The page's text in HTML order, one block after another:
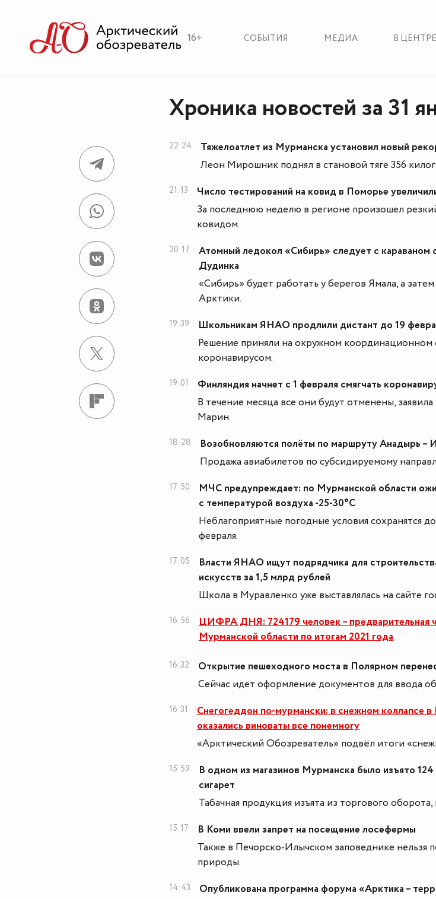
16+ СОБЫТИЯ МЕДИА В
Хроника новостей за 31
22:24
Тяжелоатлет из Мурманска установил новый
Леон Мирошник поднял в становой тяге 356
21:13
Число тестирований на ковид в Поморье
За последнюю неделю в регионе произошел
ковидом.
20:17
Атомный ледокол «Сибирь» следует с караваном
Дудинка
«Сибирь» будет работать у берегов Ямала, а
Арктики.
19:39
Школьникам ЯНАО продлили дистант до 19
Решение приняли на окружном координационном
коронавирусом.
19:01
Финляндия начнет с 1 февраля смягчать
В течение месяца все они будут отменены,
Марин.
18:28
Возобновляются полёты по маршруту Анадырь –
Продажа авиабилетов по субсидируемому
17:50
МЧС предупреждает: по Мурманской области
с температурой воздуха -25-30°С
Неблагоприятные погодные условия сохранятся
февраля.
17:05
Власти ЯНАО ищут подрядчика для
искусств за 1,5 млрд рублей
Школа в Муравленко уже выставлялась на сайте
16:56
ЦИФРА ДНЯ: 724179 человек – предварительная
Мурманской области по итогам 2021 года
16:32
Открытие пешеходного моста в Полярном
Сейчас идет оформление документов для ввода
16:31
Снегогеддон по-мурмански: в снежном коллапсе
оказались виноваты все понемногу
«Арктический Обозреватель» подвёл итоги
15:59
В одном из магазинов Мурманска было изъято
сигарет
Табачная продукция изъята из торгового
15:17
В Коми ввели запрет на посещение лосефермы
Также в Печорско-Илычском заповеднике нельзя
природы.
14:43
Опубликована программа форума «Арктика –